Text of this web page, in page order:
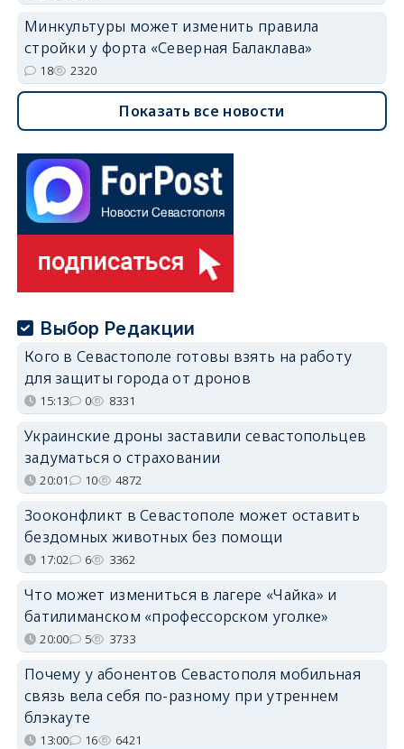
Минкультуры может изменить правила
стройки у форта «Северная Балаклава»
18 2320
Показать все новости
Выбор Редакции
Кого в Севастополе готовы взять на работу
для защиты города от дронов
15:13 0 8331
Украинские дроны заставили севастопольцев
задуматься о страховании
20:01 10 4872
Зооконфликт в Севастополе может оставить
бездомных животных без помощи
17:02 6 3362
Что может измениться в лагере «Чайка» и
батилиманском «профессорском уголке»
20:00 5 3733
Почему у абонентов Севастополя мобильная
связь вела себя по-разному при утреннем
блэкауте
13:00 16 6421